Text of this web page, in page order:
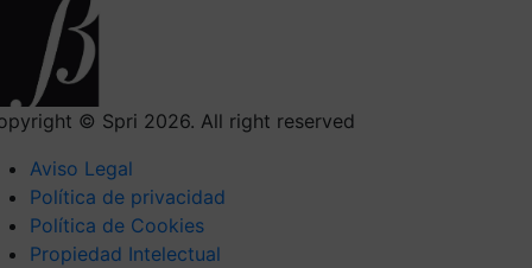
© Spri 2026. All right reserved
Aviso Legal
Política de privacidad
Política de Cookies
Propiedad Intelectual